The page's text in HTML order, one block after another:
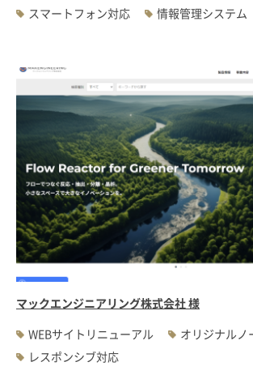
スマートフォン対応
情報管理システム
マックエンジニアリング株式会社 様
WEBサイトリニューアル
オリジナルノ
レスポンシブ対応